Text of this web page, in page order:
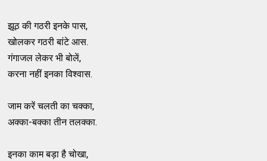
झूठ की गठरी इनके पास,
खोलकर गठरी बांटे आस.
गंगाजल लेकर भी बोलें,
करना नहीं इनका विश्वास.
जाम करें चलती का चक्का,
अक्का-बक्का तीन तलक्का.
इनका काम बड़ा है चोखा,